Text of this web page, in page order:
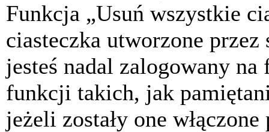
Funkcja „Usuń wszystkie
ciasteczka utworzone
jesteś nadal zalogowany
funkcji takich, jak
jeżeli zostały one